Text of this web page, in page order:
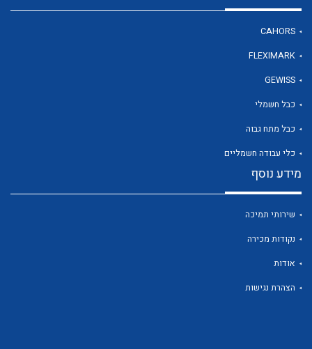
CAHORS
FLEXIMARK
GEWISS
כבל חשמלי
כבל מתח גבוה
כלי עבודה חשמליים
מידע נוסף
שירותי תמיכה
נקודות מכירה
אודות
הצהרת נגישות